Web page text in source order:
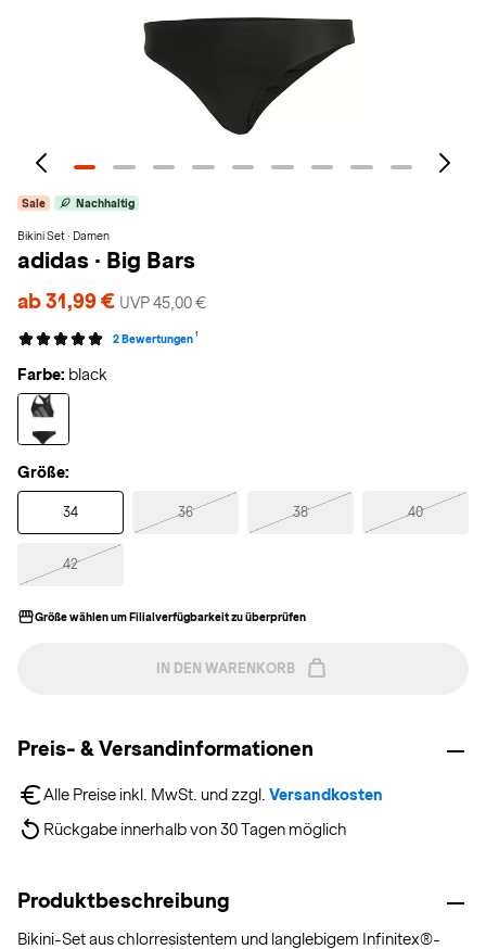
Sale Nachhaltig
Bikini Set · Damen
adidas · Big Bars
ab 31,99 € UVP 45,00 €
2 Bewertungen 1
Farbe: black
Größe:
34 36 38 40
42
Größe wählen um Filialverfügbarkeit zu überprüfen
IN DEN WARENKORB
Preis- & Versandinformationen
Alle Preise inkl. MwSt. und zzgl. Versandkosten
Rückgabe innerhalb von 30 Tagen möglich
Produktbeschreibung
Bikini-Set aus chlorresistentem und langlebigem Infinitex®-